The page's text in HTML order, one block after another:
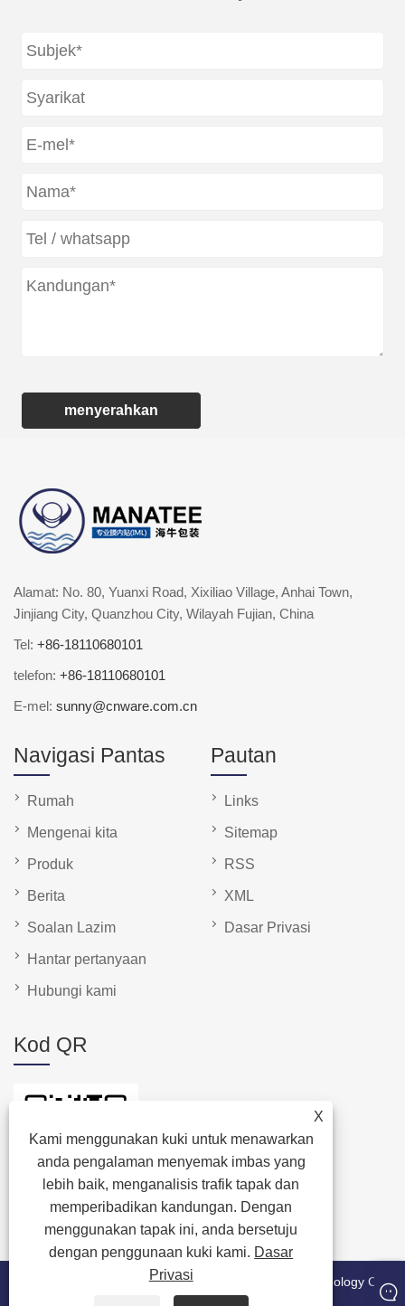
menyerahkan
X
Kami menggunakan kuki untuk menawarkan
anda pengalaman menyemak imbas yang
lebih baik, menganalisis trafik tapak dan
memperibadikan kandungan. Dengan
menggunakan tapak ini, anda bersetuju
dengan penggunaan kuki kami. Dasar
Privasi
Alamat: No. 80, Yuanxi Road, Xixiliao Village, Anhai Town,
Jinjiang City, Quanzhou City, Wilayah Fujian, China
Tel: +86-18110680101
telefon: +86-18110680101
E-mel: sunny@cnware.com.cn
Navigasi Pantas
Rumah
Mengenai kita
Produk
Berita
Soalan Lazim
Hantar pertanyaan
Hubungi kami
Pautan
Links
Sitemap
RSS
XML
Dasar Privasi
Kod QR
Hak Cipta © 2024 Quanzhou Manatee Packaging Technology Co.,